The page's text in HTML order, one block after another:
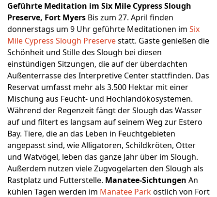
Geführte Meditation im Six Mile Cypress Slough
Preserve, Fort Myers Bis zum 27. April finden
donnerstags um 9 Uhr geführte Meditationen im Six
Mile Cypress Slough Preservestatt. Gäste genießen die
Schönheit und Stille des Slough bei diesen
einstündigen Sitzungen, die auf der überdachten
Außenterrasse des Interpretive Center stattfinden. Das
Reservat umfasst mehr als 3.500 Hektar mit einer
Mischung aus Feucht- und Hochlandökosystemen.
Während der Regenzeit fängt der Slough das Wasser
auf und filtert es langsam auf seinem Weg zur Estero
Bay. Tiere, die an das Leben in Feuchtgebieten
angepasst sind, wie Alligatoren, Schildkröten, Otter
und Watvögel, leben das ganze Jahr über im Slough.
Außerdem nutzen viele Zugvogelarten den Slough als
Rastplatz und Futterstelle. Manatee-Sichtungen An
kühlen Tagen werden im Manatee Parköstlich von Fort